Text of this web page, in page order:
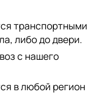
транспортными
либо до двери.
с нашего
в любой регион